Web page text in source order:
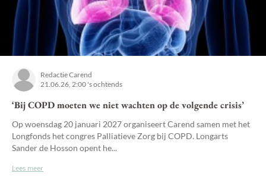
Redactie Carend
21.06.26, 2:00 's ochtends
‘Bij COPD moeten we niet wachten op de volgende crisis’
Op woensdag 20 januari 2027 organiseert Carend samen met het
Longfonds het congres Palliatieve Zorg bij COPD. Longarts
Sander de Hosson opent he...
Lees meer